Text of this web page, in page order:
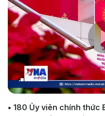
• 180 Ủy viên chính thức